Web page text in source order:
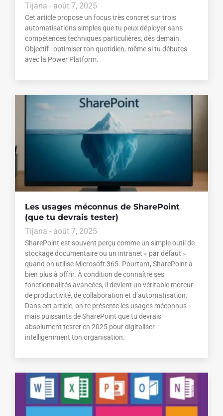
Tijana
août 7, 2025
Cet article propose un focus très concret sur trois
automatisations simples que tu peux déployer sans
compétences techniques particulières, dès demain.
Objectif : optimiser ton quotidien, même si tu débutes
avec la Power Platform.
Les usages méconnus de SharePoint
(que tu devrais tester)
Tijana
août 7, 2025
SharePoint est souvent perçu comme un simple outil de
stockage documentaire ou un intranet « par défaut »
quand on utilise Microsoft 365. Pourtant, SharePoint a
bien plus à offrir. À condition de connaître ses
fonctionnalités avancées, il devient un véritable moteur
de productivité, de collaboration et d’automatisation.
Dans cet article, on te présente les usages méconnus
mais puissants de SharePoint que tu devrais
absolument tester en 2025 pour digitaliser
intelligemment ton organisation.